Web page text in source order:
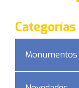
Categorías
Monumentos